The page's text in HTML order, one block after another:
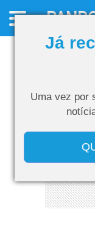
Já
Uma vez por